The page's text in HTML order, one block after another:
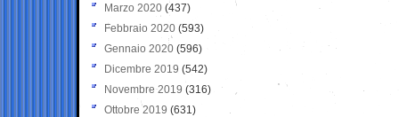
Marzo 2020 (437)
Febbraio 2020 (593)
Gennaio 2020 (596)
Dicembre 2019 (542)
Novembre 2019 (316)
Ottobre 2019 (631)